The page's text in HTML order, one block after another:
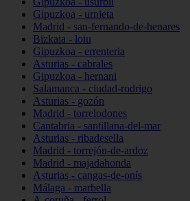
Gipuzkoa - urnieta
Madrid - san-fernando-de-henares
Bizkaia - loiu
Gipuzkoa - errenteria
Asturias - cabrales
Gipuzkoa - hernani
Salamanca - ciudad-rodrigo
Asturias - gozón
Madrid - torrelodones
Cantabria - santillana-del-mar
Asturias - ribadesella
Madrid - torrejón-de-ardoz
Madrid - majadahonda
Asturias - cangas-de-onís
Málaga - marbella